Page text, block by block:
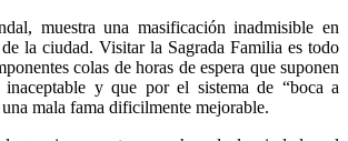
muestra una masificación inadmisible en
de la ciudad. Visitar la Sagrada Familia es todo
colas de horas de espera que suponen
y que por el sistema de “boca a
mala fama dificilmente mejorable.